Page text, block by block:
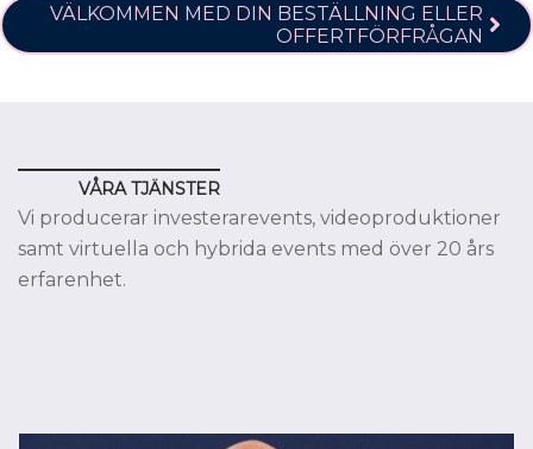
VÄLKOMMEN MED DIN BESTÄLLNING ELLER
OFFERTFÖRFRÅGAN
VÅRA TJÄNSTER
Vi producerar investerarevents, videoproduktioner
samt virtuella och hybrida events med över 20 års
erfarenhet.